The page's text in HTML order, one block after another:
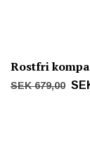
Rostfri
SEK 679,00